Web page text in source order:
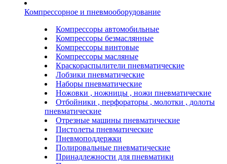
Компрессорное и пневмооборудование
Компрессоры автомобильные
Компрессоры безмаслянные
Компрессоры винтовые
Компрессоры масляные
Краскораспылители пневматические
Лобзики пневматические
Наборы пневматические
Ножовки , ножницы , ножи пневматические
Отбойники , перфораторы , молотки , долоты
пневматические
Отрезные машины пневматические
Пистолеты пневматические
Пневмоподдержки
Полировальные пневматические
Принадлежности для пневматики